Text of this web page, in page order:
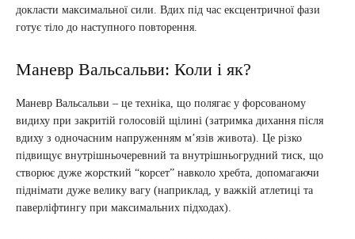
докласти максимальної сили. Вдих під час ексцентричної фази
готує тіло до наступного повторення.
Маневр Вальсальви: Коли і як?
Маневр Вальсальви – це техніка, що полягає у форсованому
видиху при закритій голосовій щілині (затримка дихання після
вдиху з одночасним напруженням м’язів живота). Це різко
підвищує внутрішньочеревний та внутрішньогрудний тиск, що
створює дуже жорсткий “корсет” навколо хребта, допомагаючи
піднімати дуже велику вагу (наприклад, у важкій атлетиці та
паверліфтингу при максимальних підходах).